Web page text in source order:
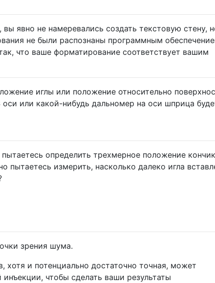
явно не намеревались создать текстовую стену,
не были распознаны программным
что ваше форматирование соответствует вашим
иглы или положение относительно
или какой-нибудь дальномер на оси шприца
определить трехмерное положение
пытаетесь измерить, насколько далеко игла
зрения шума.
хотя и потенциально достаточно точная, может
чтобы сделать ваши результаты